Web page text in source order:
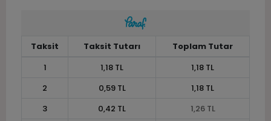
Taksit Taksit Tutarı
Toplam Tutar
1
1,18 TL
1,18 TL
2
0,59 TL
1,18 TL
3
0,42 TL
1,26 TL